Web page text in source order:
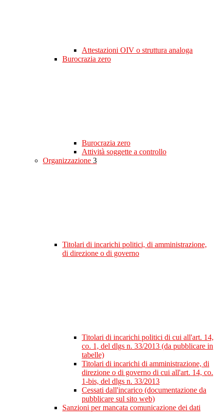
Attestazioni OIV o struttura analoga
Burocrazia zero
Burocrazia zero
Attività soggette a controllo
Organizzazione 3
Titolari di incarichi politici, di amministrazione,
di direzione o di governo
Titolari di incarichi politici di cui all'art. 14,
co. 1, del dlgs n. 33/2013 (da pubblicare in
tabelle)
Titolari di incarichi di amministrazione, di
direzione o di governo di cui all'art. 14, co.
1-bis, del dlgs n. 33/2013
Cessati dall'incarico (documentazione da
pubblicare sul sito web)
Sanzioni per mancata comunicazione dei dati